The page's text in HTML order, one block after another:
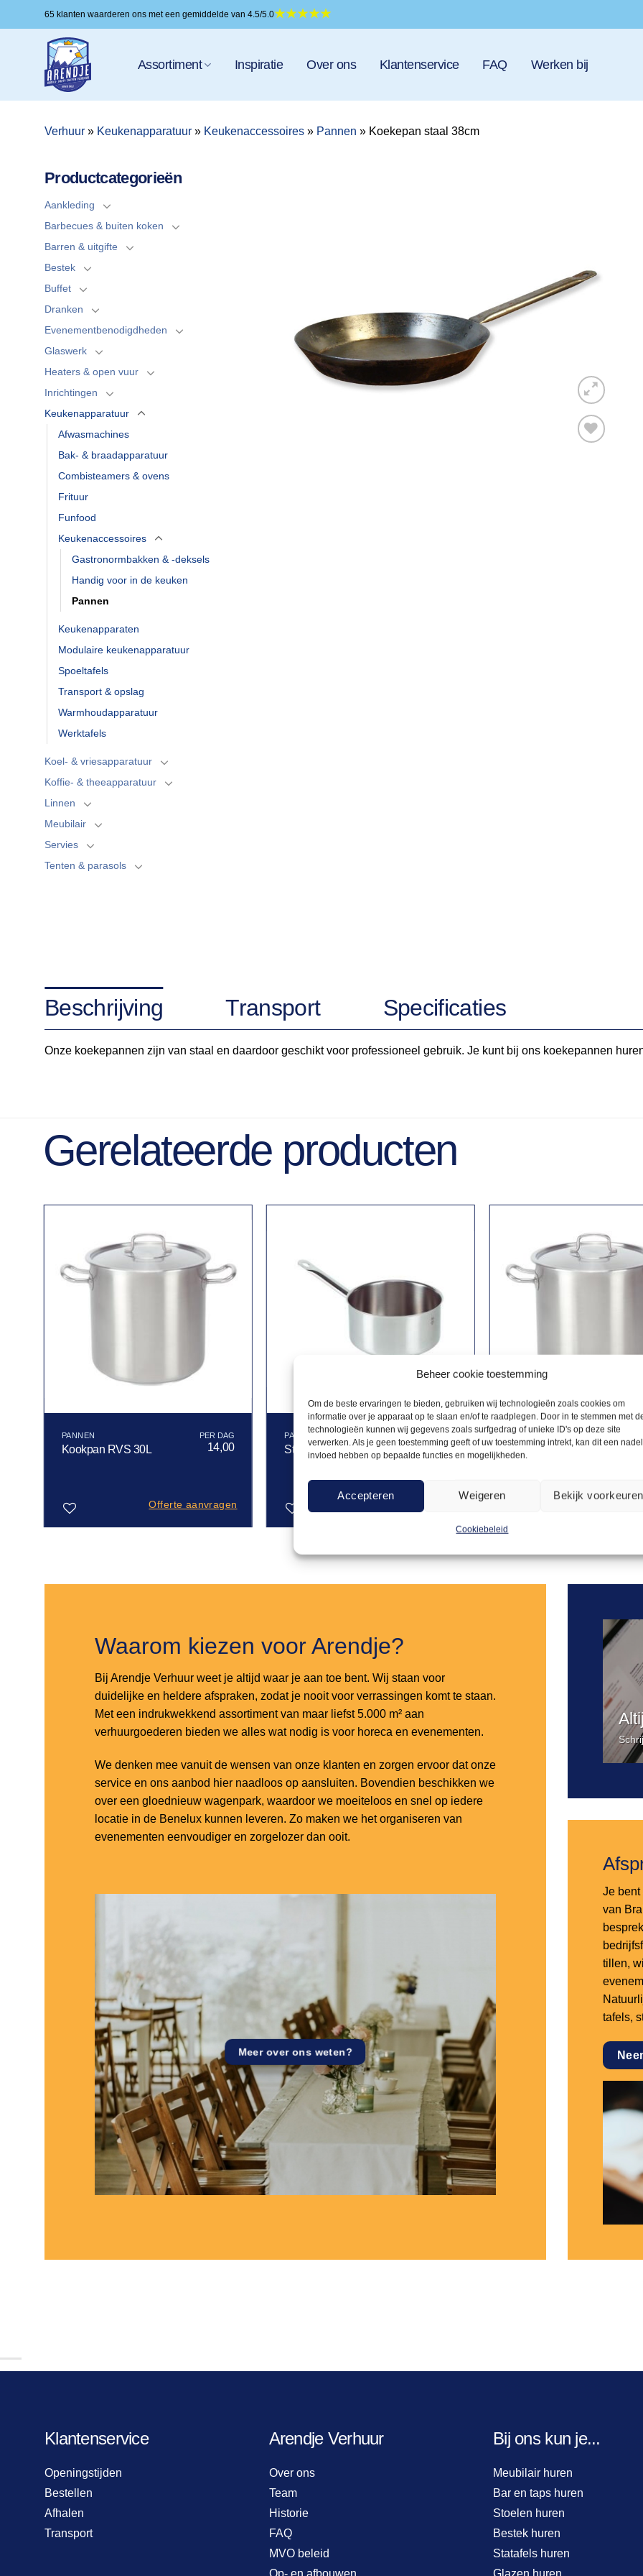
Beheer cookie toestemming
Om de beste ervaringen te bieden, gebruiken wij technologieën zoals cookies om
informatie over je apparaat op te slaan en/of te raadplegen. Door in te stemmen met
technologieën kunnen wij gegevens zoals surfgedrag of unieke ID's op deze site
verwerken. Als je geen toestemming geeft of uw toestemming intrekt, kan dit een
invloed hebben op bepaalde functies en mogelijkheden.
Accepteren Weigeren Bekijk voorkeuren
Cookiebeleid
naar
65 klanten waarderen ons met een gemiddelde van 4.5/5.0
Assortiment Inspiratie Over ons Klantenservice FAQ Werken bij
Verhuur » Keukenapparatuur » Keukenaccessoires » Pannen » Koekepan staal 38cm
Productcategorieën
Aankleding
Barbecues & buiten koken
Barren & uitgifte
Bestek
Buffet
Dranken
Evenementbenodigdheden
Glaswerk
Heaters & open vuur
Inrichtingen
Keukenapparatuur
Afwasmachines
Bak- & braadapparatuur
Combisteamers & ovens
Frituur
Funfood
Keukenaccessoires
Gastronormbakken & -deksels
Handig voor in de keuken
Pannen
Keukenapparaten
Modulaire keukenapparatuur
Spoeltafels
Transport & opslag
Warmhoudapparatuur
Werktafels
Koel- & vriesapparatuur
Koffie- & theeapparatuur
Linnen
Meubilair
Servies
Tenten & parasols
Beschrijving Transport Specificaties
Onze koekepannen zijn van staal en daardoor geschikt voor professioneel gebruik. Je kunt bij ons koekepannen
Gerelateerde producten
PANNEN
Kookpan RVS 30L 14,00
Offerte aanvragen
PANNEN
Steelpan 3L 4,00
Toevoegen
PANNEN
Kookpan RVS 3L met
Offerte
Toevoegen
aan
Waarom kiezen voor Arendje?
Bij Arendje Verhuur weet je altijd waar je aan toe bent. Wij staan voor
duidelijke en heldere afspraken, zodat je nooit voor verrassingen komt te staan.
Met een indrukwekkend assortiment van maar liefst 5.000 m² aan
verhuurgoederen bieden we alles wat nodig is voor horeca en evenementen.
We denken mee vanuit de wensen van onze klanten en zorgen ervoor dat onze
service en ons aanbod hier naadloos op aansluiten. Bovendien beschikken we
over een gloednieuw wagenpark, waardoor we moeiteloos en snel op iedere
locatie in de Benelux kunnen leveren. Zo maken we het organiseren van
evenementen eenvoudiger en zorgelozer dan ooit.
Meer over ons weten?
Je
van
tillen,
tafels,
Klantenservice
Openingstijden
Bestellen
Afhalen
Transport
Arendje Verhuur
Over ons
Team
Historie
FAQ
MVO beleid
Op- en afbouwen
Bij ons kun je...
Meubilair huren
Bar en taps huren
Stoelen huren
Bestek huren
Statafels huren
Glazen huren